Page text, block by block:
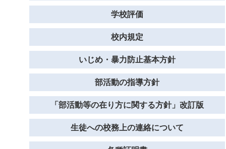
学校評価
校内規定
いじめ・暴力防止基本方針
部活動の指導方針
「部活動等の在り方に関する方針」改訂版
生徒への校務上の連絡について